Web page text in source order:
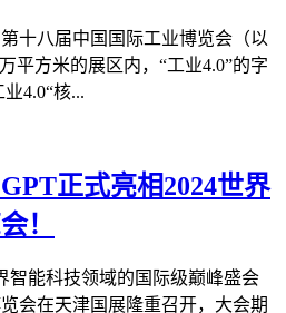
十八届中国国际工业博览会（以
平方米的展区内，“工业4.0”的字
4.0“核...
正式亮相2024世界
！
智能科技领域的国际级巅峰盛会
会在天津国展隆重召开，大会期